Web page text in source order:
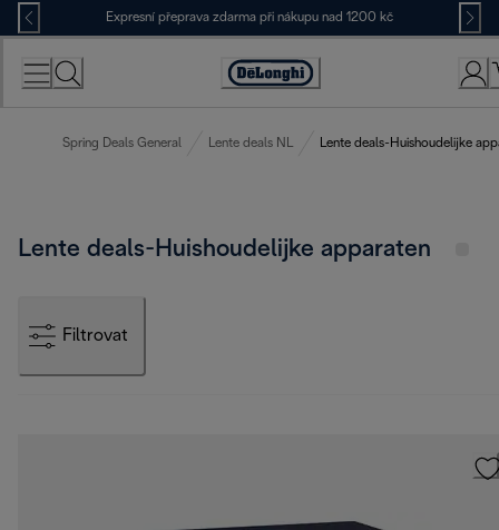
Skip
to
Content
Expresní přeprava zdarma při nákupu nad 1200 kč
Accessibility
Spring Deals General Lente deals NL Lente deals-Huishoudelijke
Lente deals-Huishoudelijke apparaten
Filtrovat